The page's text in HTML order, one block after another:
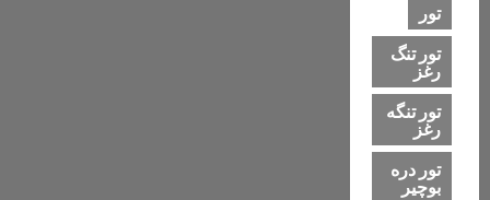
تور
تور تنگ
رغز
تور تنگه
رغز
تور دره
بوچیر